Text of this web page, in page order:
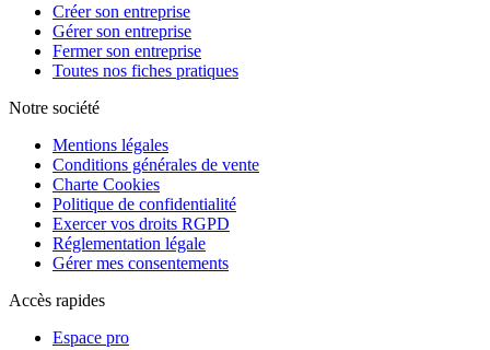
Créer son entreprise
Gérer son entreprise
Fermer son entreprise
Toutes nos fiches pratiques
Notre société
Mentions légales
Conditions générales de vente
Charte Cookies
Politique de confidentialité
Exercer vos droits RGPD
Réglementation légale
Gérer mes consentements
Accès rapides
Espace pro